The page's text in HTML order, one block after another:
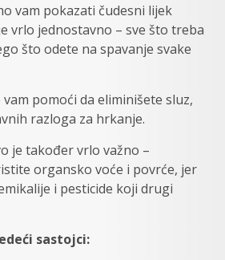
vam pokazati čudesni lijek
vrlo jednostavno – sve što treba
što odete na spavanje svake
pomoći da eliminišete sluz,
razloga za hrkanje.
je također vrlo važno –
organsko voće i povrće, jer
i pesticide koji drugi
sastojci: